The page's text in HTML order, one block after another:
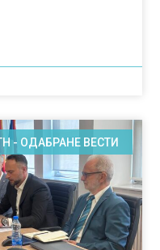
- ОДАБРАНЕ ВЕСТИ